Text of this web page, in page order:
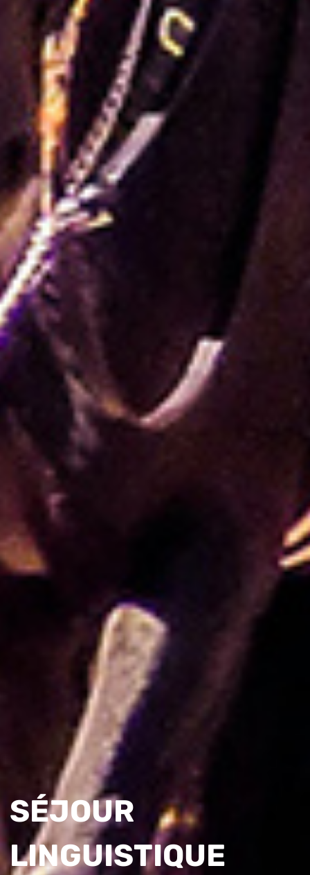
SÉJOUR
LINGUISTIQUE